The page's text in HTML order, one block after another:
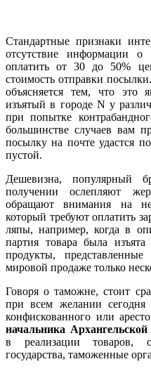
Стандартные признаки
отсутствие информации
оплатить от 30 до 50%
стоимость отправки
объясняется тем, что это
изъятый в городе N у
при попытке
большинстве случаев вам
посылку на почте удастся
пустой.
Дешевизна,
получении ослепляют
обращают внимания на
который требуют оплатить
ляпы, например, когда в
партия товара была
продукты,
мировой продаже только
Говоря о таможне, стоит
при всем желании
конфискованного или
начальника
в реализации товаров,
государства, таможенные